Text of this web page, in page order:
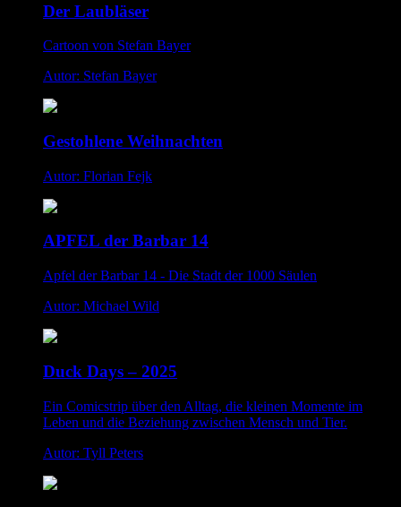
Der Laubläser
Cartoon von Stefan Bayer
Autor: Stefan Bayer
Gestohlene Weihnachten
Autor: Florian Fejk
APFEL der Barbar 14
Apfel der Barbar 14 - Die Stadt der 1000 Säulen
Autor: Michael Wild
Duck Days – 2025
Ein Comicstrip über den Alltag, die kleinen Momente im
Leben und die Beziehung zwischen Mensch und Tier.
Autor: Tyll Peters